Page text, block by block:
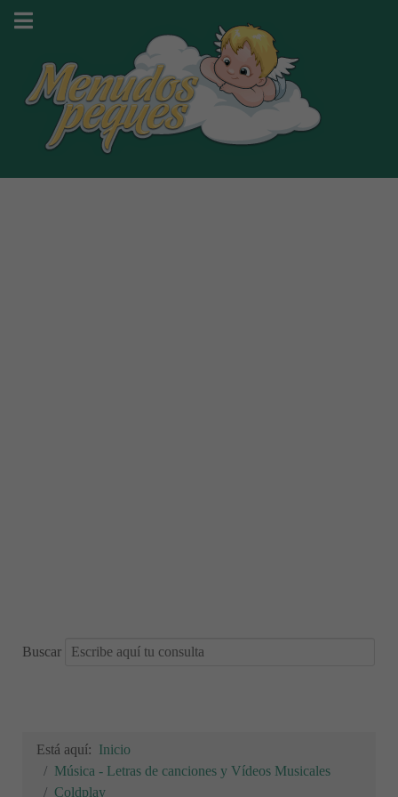
Buscar
Está aquí: Inicio
Música - Letras de canciones y Vídeos Musicales
Coldplay